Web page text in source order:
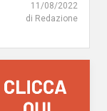
11/08/2022
di Redazione